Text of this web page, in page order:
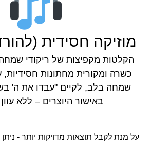
מוזיקה חסידית
הקלטות מקפיצות של ריקודי שמחה
כשרה ומקורית מחתונות
שמחה בלב, לקיים "עבדו את ה'
באישור היוצרים – ללא
על מנת לקבל תוצאות מדויקות יותר -